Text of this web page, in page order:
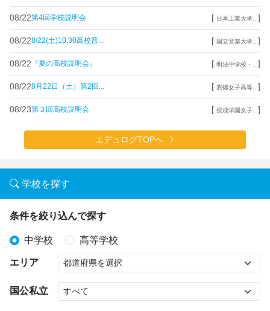
08/22第4回学校説明会 [ 日本工業大学... ]
08/228/22(土)10:30高校普... [ 国立音楽大学... ]
08/22 『夏の高校説明会』 [ 明法中学校・... ]
08/228月22日（土）第2回... [ 潤徳女子高等... ]
08/23第３回高校説明会 [ 佼成学園女子... ]
エデュログTOPへ
学校を探す
条件を絞り込んで探す
中学校 高等学校
エリア
国公私立